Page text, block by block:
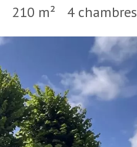
210 m² 4 chambres